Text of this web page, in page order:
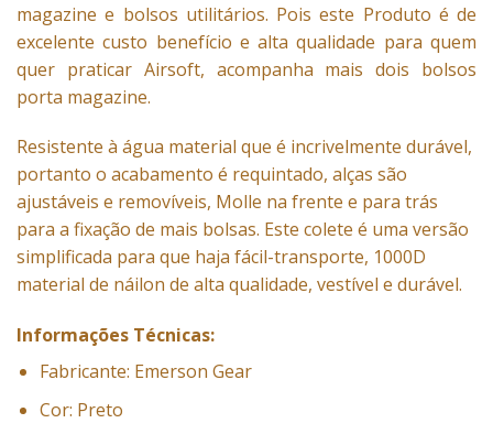
magazine e bolsos utilitários. Pois este Produto é de
excelente custo benefício e alta qualidade para quem
quer praticar Airsoft, acompanha mais dois bolsos
porta magazine.
Resistente à água material que é incrivelmente durável,
portanto o acabamento é requintado, alças são
ajustáveis e removíveis, Molle na frente e para trás
para a fixação de mais bolsas. Este colete é uma versão
simplificada para que haja fácil-transporte, 1000D
material de náilon de alta qualidade, vestível e durável.
Informações Técnicas:
Fabricante: Emerson Gear
Cor: Preto